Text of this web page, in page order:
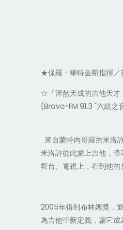
★保羅・華特金斯指揮／
☆「渾然天成的吉他天
(Bravo-FM 91.3 "六絃之
來自蒙特內哥羅的米洛
米洛許從此愛上吉他，
舞台、電視上，看到他
2005年得到布林姆獎，
為吉他重新定義，讓它